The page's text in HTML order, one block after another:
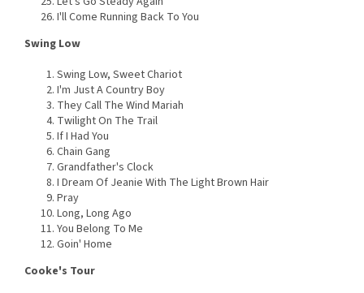
I'll Come Running Back To You
Swing Low
Swing Low, Sweet Chariot
I'm Just A Country Boy
They Call The Wind Mariah
Twilight On The Trail
If I Had You
Chain Gang
Grandfather's Clock
I Dream Of Jeanie With The Light Brown Hair
Pray
Long, Long Ago
You Belong To Me
Goin' Home
Cooke's Tour